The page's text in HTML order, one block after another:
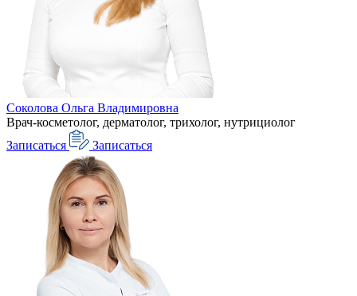
Соколова Ольга Владимировна
Врач-косметолог, дерматолог, трихолог, нутрициолог
Записаться
Записаться